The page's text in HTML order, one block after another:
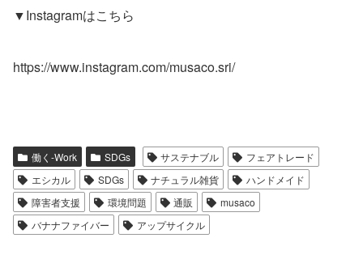
▼Instagramはこちら
https://www.instagram.com/musaco.sri/
働く-Work SDGs サステナブル
フェアトレード
エシカル
SDGs ナチュラル雑貨
ハンドメイド
障害者支援
環境問題 通販
musaco
バナナファイバー
アップサイクル